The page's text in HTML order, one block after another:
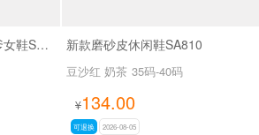
新款厚底真皮休闲鞋老爹女鞋SA7602-1 新款磨砂皮休闲鞋SA810
豆沙红 奶茶 35码-40码
¥134.00
可退换 2026-08-05